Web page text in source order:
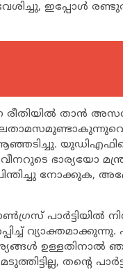
ഇപ്പോള്‍
രീതിയില്‍ താന്‍
ഭാര്യയോ
നോക്കുക,
പാര്‍ട്ടിയില്‍
വ്യാക്തമാക്കുന്നു.
ഉള്ളതിനാല്‍ ഞാന്‍
തന്‍റെ